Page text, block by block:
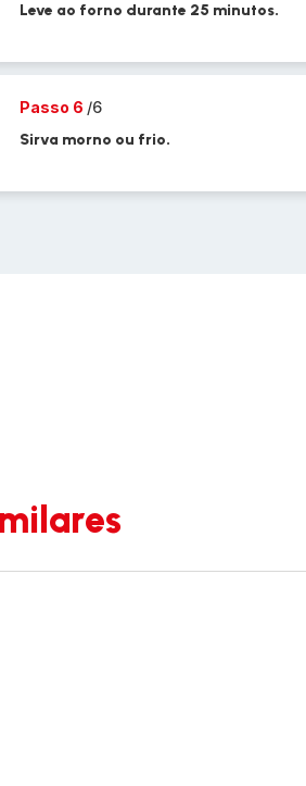
Leve ao forno durante 25 minutos.
Passo 6 /6
Sirva morno ou frio.